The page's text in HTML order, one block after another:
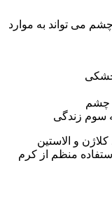
می تواند به موارد
چشم
سوم زندگی
کلاژن و الاستین
منظم از کرم